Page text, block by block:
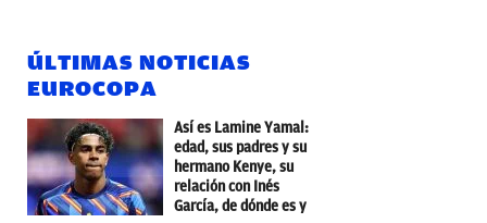
ÚLTIMAS NOTICIAS
EUROCOPA
Así es Lamine Yamal:
edad, sus padres y su
hermano Kenye, su
relación con Inés
García, de dónde es y